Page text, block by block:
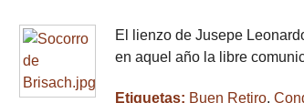
El lienzo de Jusepe
en aquel año la libre
Etiquetas: Buen Retiro,